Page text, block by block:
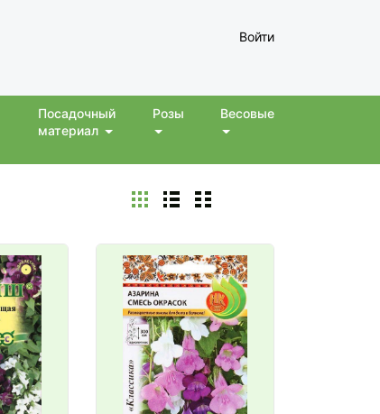
Войти
Посадочный
материал
Розы Весовые